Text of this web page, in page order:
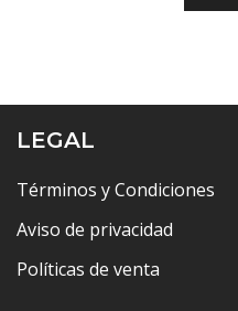
LEGAL
Términos y Condiciones
Aviso de privacidad
Políticas de venta